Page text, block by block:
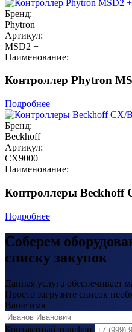
Бренд:
Phytron
Артикул:
MSD2 +
Наименование:
Контроллер Phytron
Подробнее
Бренд:
Beckhoff
Артикул:
CX9000
Наименование:
Контроллеры Beckhoff
Подробнее
Соберем
списку закупок
Данная услуга обеспечивает
Просто загрузите список
Ваше имя
Контактный телефон